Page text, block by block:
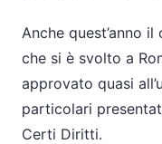
Anche quest’anno
che si è svolto a
approvato quasi
particolari
Certi Diritti.